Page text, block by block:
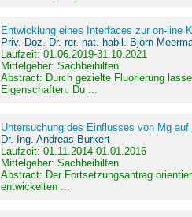
Entwicklung eines Interfaces zur on-line
Priv.-Doz. Dr. rer. nat. habil. Björn
Laufzeit: 01.06.2019-31.10.2021
Mittelgeber: Sachbeihilfen
Abstract: Durch gezielte Fluorierung
Eigenschaften. Du ...
Untersuchung des Einflusses von Mg
Dr.-Ing. Andreas Burkert
Laufzeit: 01.11.2014-01.01.2016
Mittelgeber: Sachbeihilfen
Abstract: Der Fortsetzungsantrag
entwickelten ...